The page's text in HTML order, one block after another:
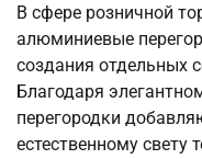
В сфере розничной
алюминиевые
создания отдельных
Благодаря
перегородки
естественному свету